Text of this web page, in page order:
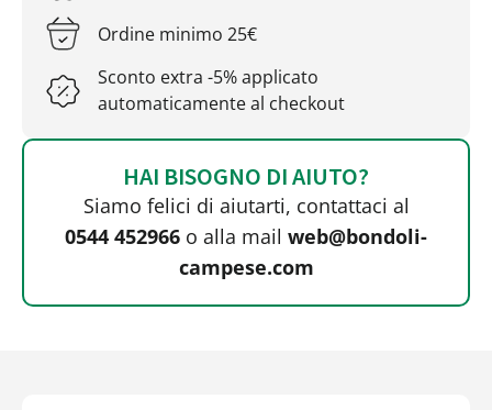
Ordine minimo 25€
Sconto extra -5% applicato
automaticamente al checkout
HAI BISOGNO DI AIUTO?
Siamo felici di aiutarti, contattaci al
0544 452966 o alla mail web@bondoli-
campese.com